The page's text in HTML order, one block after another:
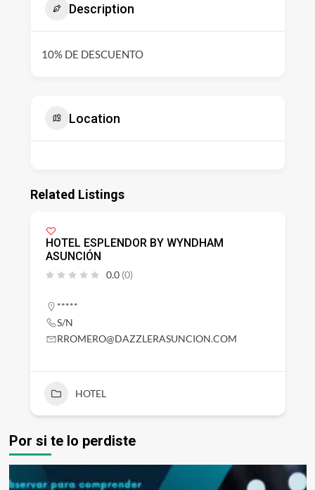
Description
10% DE DESCUENTO
Location
Related Listings
HOTEL ESPLENDOR BY WYNDHAM
ASUNCIÓN
0.0 (0)
*****
S/N
RROMERO@DAZZLERASUNCION.COM
HOTEL
Por si te lo perdiste